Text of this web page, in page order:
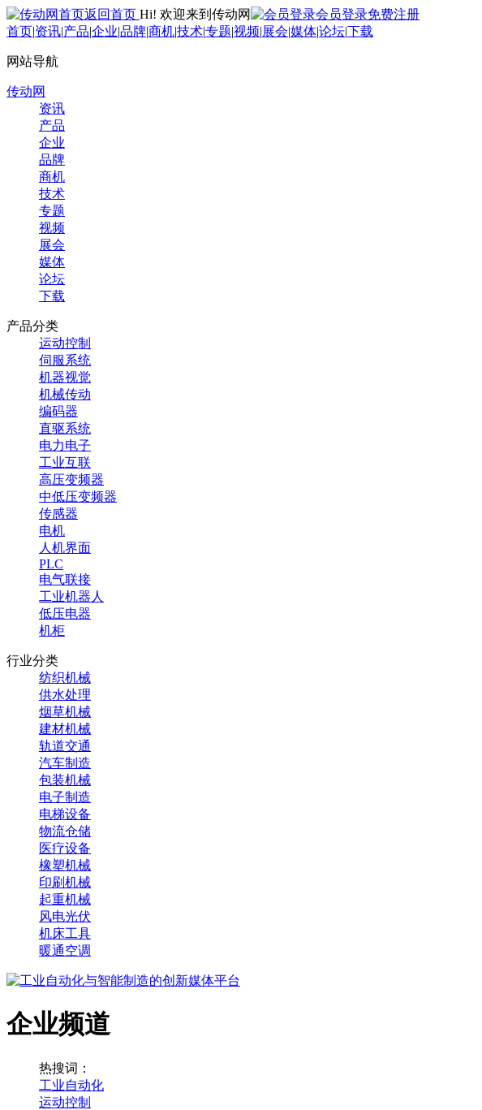
返回首页 Hi! 欢迎来到传动网 会员登录免费注册
首页|资讯|产品|企业|品牌|商机|技术|专题|视频|展会|媒体|论坛|下载
网站导航
传动网
资讯
产品
企业
品牌
商机
技术
专题
视频
展会
媒体
论坛
下载
产品分类
运动控制
伺服系统
机器视觉
机械传动
编码器
直驱系统
电力电子
工业互联
高压变频器
中低压变频器
传感器
电机
人机界面
PLC
电气联接
工业机器人
低压电器
机柜
行业分类
纺织机械
供水处理
烟草机械
建材机械
轨道交通
汽车制造
包装机械
电子制造
电梯设备
物流仓储
医疗设备
橡塑机械
印刷机械
起重机械
风电光伏
机床工具
暖通空调
企业频道
热搜词：
工业自动化
运动控制